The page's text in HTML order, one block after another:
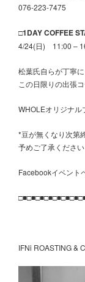
076-223-7475
□1DAY COFFEE
4/24(日) 11:00 –
松葉氏自らが丁寧
この日限りの出張
WHOLEオリジナ
*豆が無くなり次第
予めご了承ください
Facebookイベント
IFNi ROASTING &